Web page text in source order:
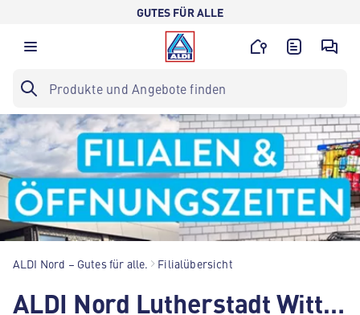
GUTES FÜR ALLE
ALDI Nord – Gutes für alle. Filialübersicht
ALDI Nord Lutherstadt Wittenberg